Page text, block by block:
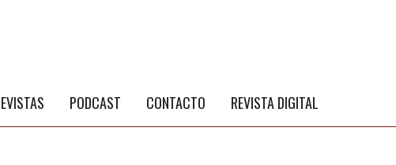
PODCAST CONTACTO REVISTA DIGITAL